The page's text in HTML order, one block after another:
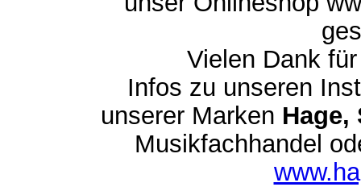
Vielen Dank
Infos zu unseren
unserer Marken Hage,
Musikfachhandel